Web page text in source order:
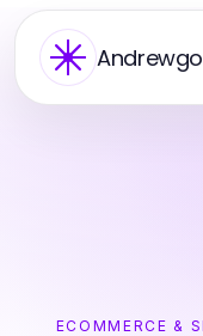
ECOMMERCE &